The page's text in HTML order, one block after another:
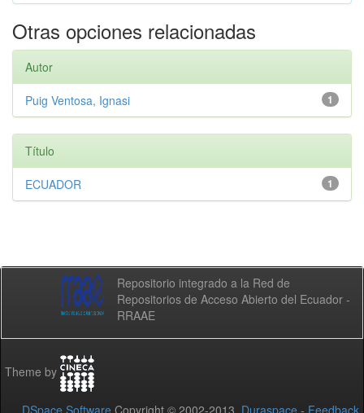
Otras opciones relacionadas
Autor
1
Puig Ventosa, Ignasi
Título
1
ECUADOR
Repositorio integrado a la Red de
Repositorios de Acceso Abierto del Ecuador -
RRAAE
Theme by
DSpace Software Copyright © 2002-2013 Duraspace - Feedback